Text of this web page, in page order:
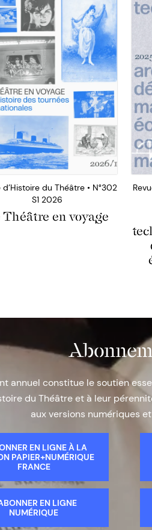
d’Histoire du Théâtre • N°302
S1 2026
Théâtre en voyage
annuel constitue le soutien
du Théâtre et à leur
aux versions numériques
EN LIGNE À LA
PAPIER+NUMÉRIQUE
FRANCE
EN LIGNE
NUMÉRIQUE